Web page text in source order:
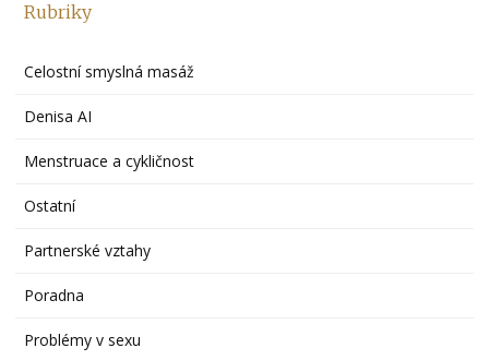
Rubriky
Celostní smyslná masáž
Denisa AI
Menstruace a cykličnost
Ostatní
Partnerské vztahy
Poradna
Problémy v sexu